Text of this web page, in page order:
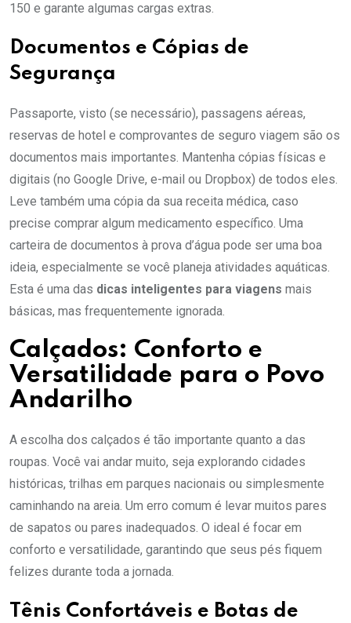
150 e garante algumas cargas extras.
Documentos e Cópias de
Segurança
Passaporte, visto (se necessário), passagens aéreas,
reservas de hotel e comprovantes de seguro viagem são os
documentos mais importantes. Mantenha cópias físicas e
digitais (no Google Drive, e-mail ou Dropbox) de todos eles.
Leve também uma cópia da sua receita médica, caso
precise comprar algum medicamento específico. Uma
carteira de documentos à prova d’água pode ser uma boa
ideia, especialmente se você planeja atividades aquáticas.
Esta é uma das dicas inteligentes para viagens mais
básicas, mas frequentemente ignorada.
Calçados: Conforto e
Versatilidade para o Povo
Andarilho
A escolha dos calçados é tão importante quanto a das
roupas. Você vai andar muito, seja explorando cidades
históricas, trilhas em parques nacionais ou simplesmente
caminhando na areia. Um erro comum é levar muitos pares
de sapatos ou pares inadequados. O ideal é focar em
conforto e versatilidade, garantindo que seus pés fiquem
felizes durante toda a jornada.
Tênis Confortáveis e Botas de